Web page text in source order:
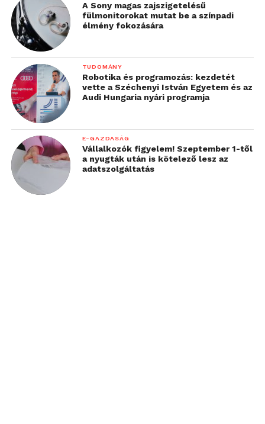
A Sony magas zajszigetelésű
fülmonitorokat mutat be a színpadi
élmény fokozására
TUDOMÁNY
Robotika és programozás: kezdetét
vette a Széchenyi István Egyetem és az
Audi Hungaria nyári programja
E-GAZDASÁG
Vállalkozók figyelem! Szeptember 1-től
a nyugták után is kötelező lesz az
adatszolgáltatás